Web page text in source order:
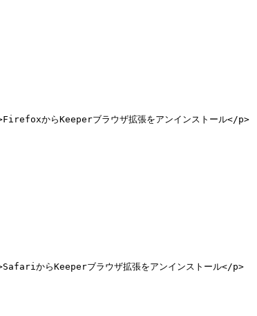
らKeeperブラウザ拡張をアンインストール</p>
らKeeperブラウザ拡張をアンインストール</p>